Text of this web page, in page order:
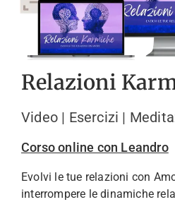
Relazioni
Video | Esercizi |
Corso online con Leandro
Evolvi le tue relazioni con
interrompere le dinamiche